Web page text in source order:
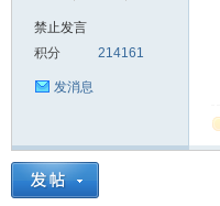
禁止发言
积分
214161
发消息